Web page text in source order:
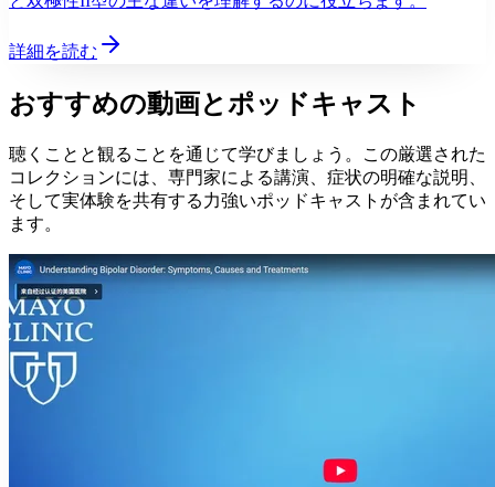
詳細を読む
おすすめの動画とポッドキャスト
聴くことと観ることを通じて学びましょう。この厳選された
コレクションには、専門家による講演、症状の明確な説明、
そして実体験を共有する力強いポッドキャストが含まれてい
ます。